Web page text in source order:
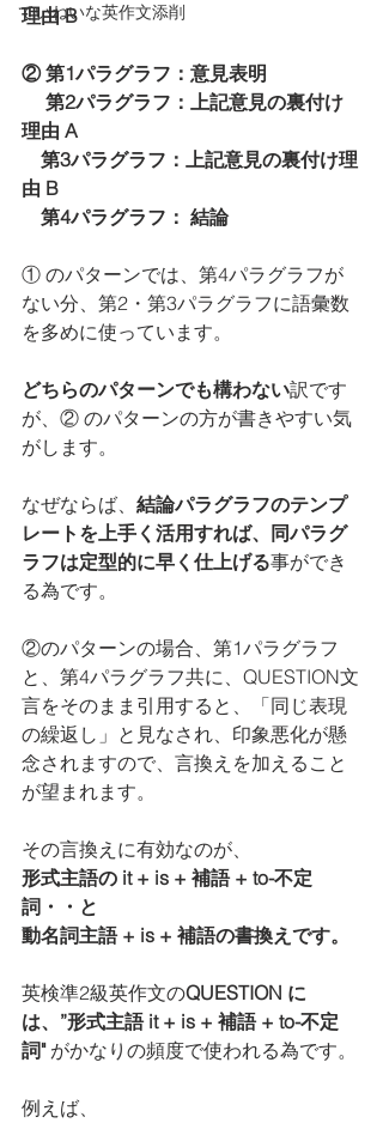
ていねいな英作文添削
理由 B
② 第1パラグラフ：意見表明
第2パラグラフ：上記意見の裏付け
理由 A
第3パラグラフ：上記意見の裏付け理
由 B
    第4パラグラフ： 結論
① のパターンでは、第4パラグラフが
ない分、第2・第3パラグラフに語彙数
を多めに使っています。
どちらのパターンでも構わない訳です
が、② のパターンの方が書きやすい気
がします。
なぜならば、 結論パラグラフのテンプ
レートを上手く活用すれば、同パラグ
ラフは定型的に早く仕上げる事ができ
る為です。
②のパターンの場合、第1パラグラフ
と、第4パラグラフ共に、QUESTION文
言をそのまま引用すると、「同じ表現
の繰返し」と見なされ、印象悪化が懸
念されますので、言換えを加えること
が望まれます。
その言換えに有効なのが、
形式主語の it + is + 補語 + to-不定
詞・・と
動名詞主語 + is + 補語の書換えです。
英検準2級英作文のQUESTION に
は、”形式主語 it + is + 補語 + to-不定
詞" がかなりの頻度で使われる為です。
例えば、